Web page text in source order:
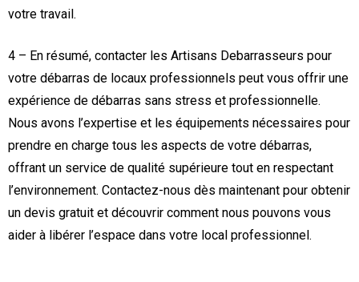
votre travail.
4 – En résumé, contacter les Artisans Debarrasseurs pour
votre débarras de locaux professionnels peut vous offrir une
expérience de débarras sans stress et professionnelle.
Nous avons l’expertise et les équipements nécessaires pour
prendre en charge tous les aspects de votre débarras,
offrant un service de qualité supérieure tout en respectant
l’environnement. Contactez-nous dès maintenant pour obtenir
un devis gratuit et découvrir comment nous pouvons vous
aider à libérer l’espace dans votre local professionnel.